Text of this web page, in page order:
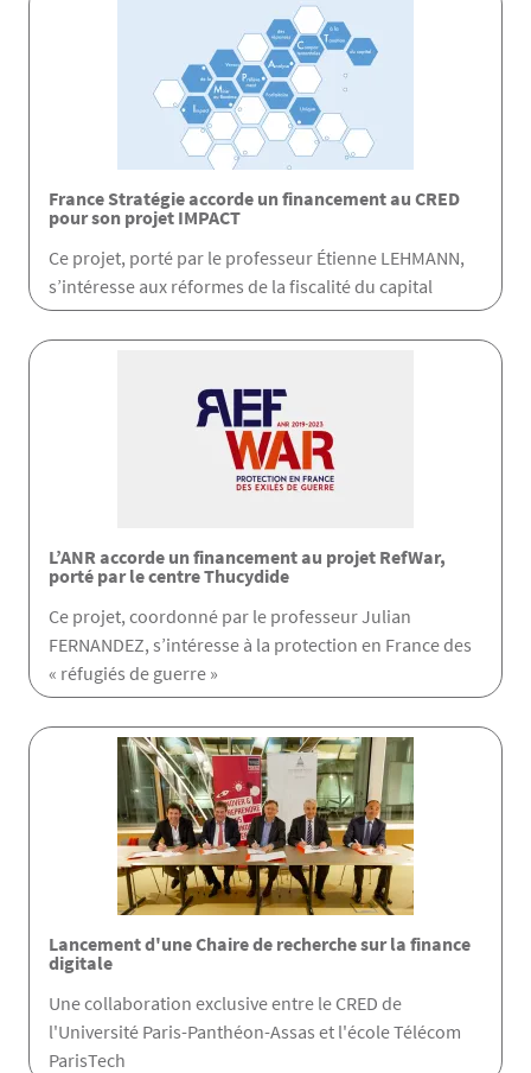
France Stratégie accorde un financement au CRED
pour son projet IMPACT
Ce projet, porté par le professeur Étienne LEHMANN,
s’intéresse aux réformes de la fiscalité du capital
L’ANR accorde un financement au projet RefWar,
porté par le centre Thucydide
Ce projet, coordonné par le professeur Julian
FERNANDEZ, s’intéresse à la protection en France des
« réfugiés de guerre »
Lancement d'une Chaire de recherche sur la finance
digitale
Une collaboration exclusive entre le CRED de
l'Université Paris-Panthéon-Assas et l'école Télécom
ParisTech